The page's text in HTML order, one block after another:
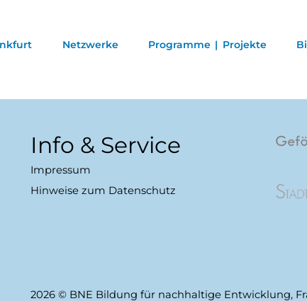
Netzwerke Programme | Projekte
Info & Service
Impressum
Hinweise zum Datenschutz
2026 © BNE Bildung für nachhaltige Entwicklung,